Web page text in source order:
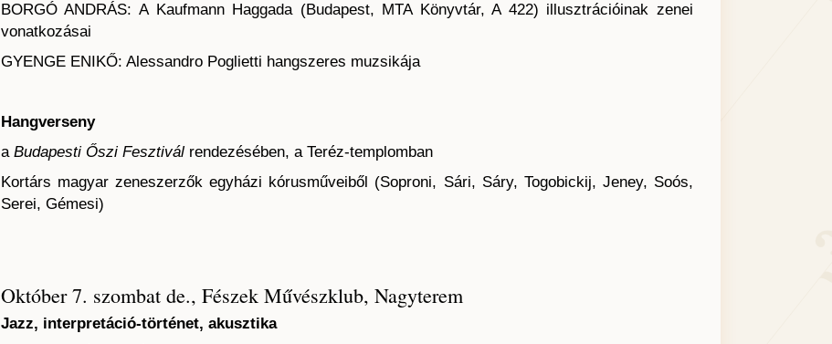
BORGÓ ANDRÁS: A Kaufmann Haggada (Budapest, MTA Könyvtár, A 422) illusztrációinak zenei
vonatkozásai
GYENGE ENIKŐ: Alessandro Poglietti hangszeres muzsikája
Hangverseny
a Budapesti Őszi Fesztiválrendezésében, a Teréz-templomban
Kortárs magyar zeneszerzők egyházi kórusműveiből (Soproni, Sári, Sáry, Togobickij, Jeney, Soós,
Serei, Gémesi)
Október 7. szombat de., Fészek Művészklub, Nagyterem
Jazz, interpretáció-történet, akusztika